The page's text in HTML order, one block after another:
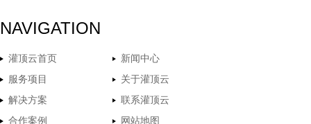
NAVIGATION
灌顶云首页
新闻中心
服务项目
关于灌顶云
解决方案
联系灌顶云
合作案例
网站地图